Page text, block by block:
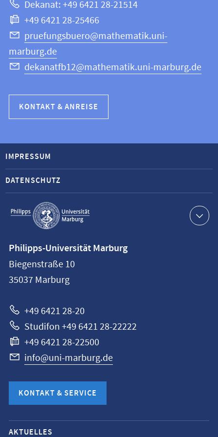
Informatik
Dekanat: +49 6421 28-21514
+49 6421 28-25466
pruefungsbuero@mathematik.uni-
marburg.de
dekanatfb12@mathematik.uni-marburg.de
KONTAKT & ANREISE
Service-
Navigation
IMPRESSUM
DATENSCHUTZ
Philipps-
Universität
Marburg
Philipps-Universität Marburg
Biegenstraße 10
35037 Marburg
+49 6421 28-20
Studifon +49 6421 28-22222
+49 6421 28-22500
info@uni-marburg.de
KONTAKT & SERVICE
Mobile-
AKTUELLES